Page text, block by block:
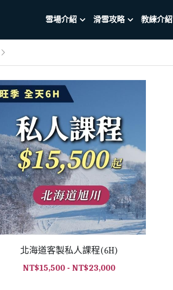
雪場介紹 滑雪攻略 教練介紹
北海道客製私人課程(6H)
NT$15,500 - NT$23,000